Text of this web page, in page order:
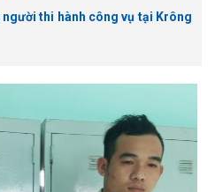
thi hành công vụ tại Krông